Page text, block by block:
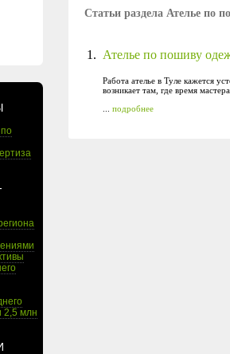
2,5 млн
Статьи раздела Ателье по
1. Ателье по пошиву
Работа ателье в Туле кажется
возникает там, где время
подробнее